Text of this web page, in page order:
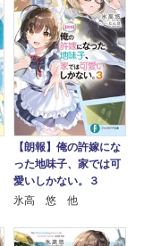
【朗報】俺の許嫁にな
った地味子、家では可
愛いしかない。３
氷高 悠 他